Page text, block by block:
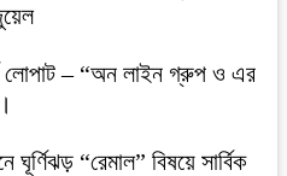
লোপাট – “অন লাইন গ্রুপ ও এর
“রেমাল” বিষয়ে সার্বিক